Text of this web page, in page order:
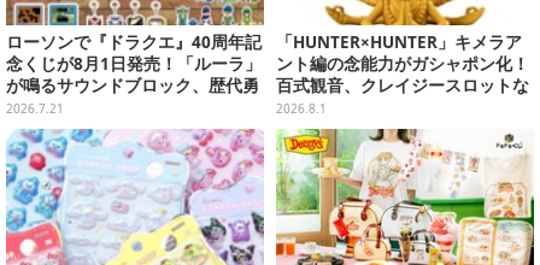
ローソンで『ドラクエ』40周年記
念くじが8月1日発売！「ルーラ」
が鳴るサウンドブロック、歴代勇
者＆スライムのフィギュアなど、
シリーズを振り返る景品盛りだく
さん
2026.7.21
「HUNTER×HUNTER」キメラア
ント編の念能力がガシャポン化！
百式観音、クレイジースロットな
ど5種類を台座付きでリッチに表
現
2026.8.1